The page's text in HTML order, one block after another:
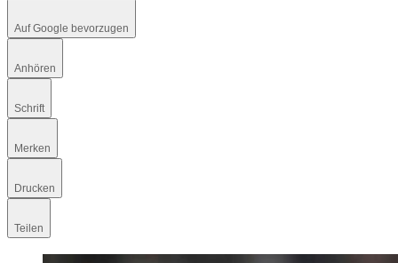
Auf Google bevorzugen
Anhören
Schrift
Merken
Drucken
Teilen